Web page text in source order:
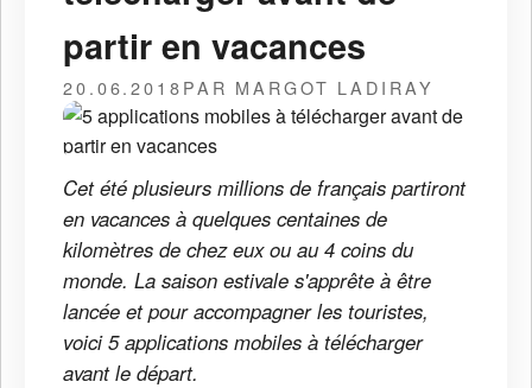
partir en vacances
20.06.2018PAR MARGOT LADIRAY
Cet été plusieurs millions de français partiront
en vacances à quelques centaines de
kilomètres de chez eux ou au 4 coins du
monde. La saison estivale s'apprête à être
lancée et pour accompagner les touristes,
voici 5 applications mobiles à télécharger
avant le départ.